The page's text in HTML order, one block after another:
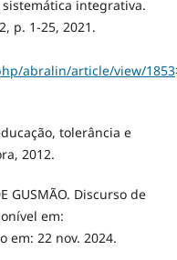
integrativa.
p. 1-25, 2021.
abralin/article/view/1853
tolerância e
2012.
GUSMÃO. Discurso de
em:
em: 22 nov. 2024.